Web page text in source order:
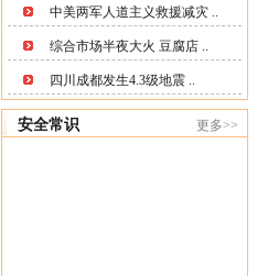
中美两军人道主义救援减灾 ..
综合市场半夜大火 豆腐店 ..
四川成都发生4.3级地震 ..
安全常识 更多>>